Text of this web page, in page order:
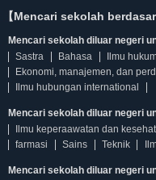
【Mencari sekolah
Mencari sekolah diluar negeri
Sastra
Bahasa
Ilmu
Ekonomi, manajemen, dan
Ilmu hubungan international
Mencari sekolah diluar negeri
Ilmu keperaawatan dan
farmasi
Sains Teknik
Mencari sekolah diluar negeri